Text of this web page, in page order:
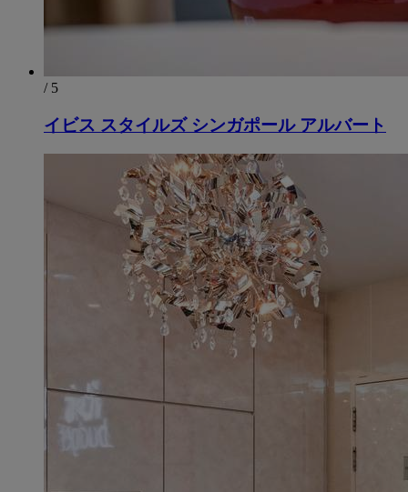
/ 5
イビス スタイルズ シンガポール アルバート